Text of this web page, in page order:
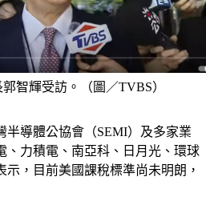
智輝受訪。（圖／TVBS）
半導體公協會（SEMI）及多家業
、力積電、南亞科、日月光、環球
，目前美國課稅標準尚未明朗，